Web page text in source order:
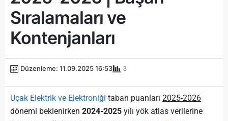
Sıralamaları ve
Kontenjanları
Düzenleme: 11.09.2025 16:53 3
Uçak Elektrik ve Elektroniği taban puanları 2025-2026
dönemi beklenirken 2024-2025 yılı yök atlas verilerine